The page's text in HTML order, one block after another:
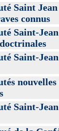
Saint
connus
Saint-
Saint-
Saint-